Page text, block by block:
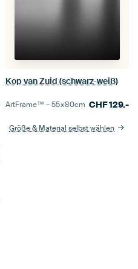
Kop van Zuid (schwarz-weiß)
ArtFrame™ –55×80cm CHF129.-
Größe & Material selbst wählen